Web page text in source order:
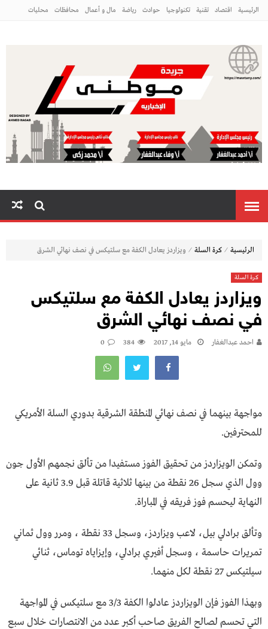
الرئيسية اقتصاد تقنية تكنولوجيا حوادث رياضة مال و أعمال محافظات محليات
الرئيسية ⁄ كرة السلة ⁄ ويزاردز يعادل الكفة مع سلتيكس في نصف نهائي الشرق
كرة السلة
ويزاردز يعادل الكفة مع سلتيكس
في نصف نهائي الشرق
احمد عبدالغفار مايو 14, 2017 384
0
مواجهة بينهما في نصف نهائي المنطقة الشرقية بدوري السلة الأمريكي
للمحترفين.
وتمكن الويزاردز من تحقيق الفوز مستفيدا من تألق نجمهم الأول جون
وول الذي سجل 26 نقطة من بينها ثلاثية قاتلة قبل 3.9 ثانية على
النهاية ليحسم فوز فريقه في المباراة.
وتألق برادلي بيل، لاعب ويزاردز، وسجل 33 نقطة ، ومرر وول ثماني
تمريرات حاسمة ، وسجل أفيري برادلي، وإيزاياه توماس، ثنائي
سيلتيكس 27 نقطة لكل منهما.
وبهذا الفوز فإن الويزاردز عادلوا الكفة 3/3 مع سلتيكس في المواجهة
التي تحسم لصالح الفريق صاحب أكبر عدد من الانتصارات خلال سبع